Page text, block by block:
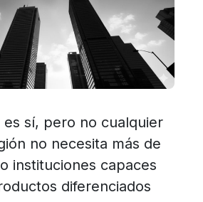
es sí, pero no cualquier
no necesita más de
instituciones capaces
diferenciados